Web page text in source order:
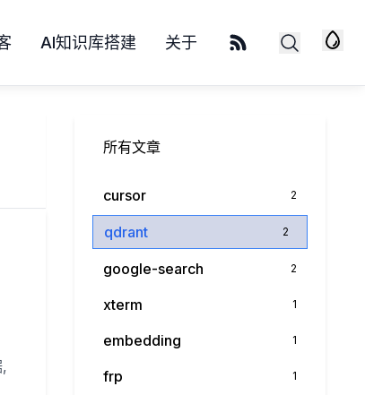
AI知识库搭建 关于
所有文章
cursor 2
qdrant 2
google-search 2
xterm 1
embedding 1
frp 1